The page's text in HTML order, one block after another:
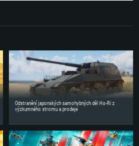
Odstranění japonských samohybných děl Ho-Ri z
výzkumného stromu a prodeje